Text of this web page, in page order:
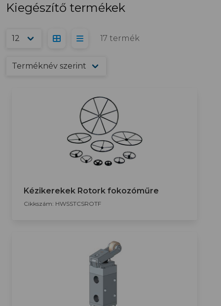
Kiegészítő termékek
17 termék
Kézikerekek Rotork fokozóműre
Cikkszám: HWSSTCSROTF